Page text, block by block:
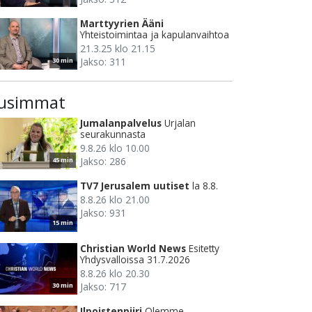
30 min
Marttyyrien Ääni
Yhteistoimintaa ja kapulanvaihtoa
21.3.25 klo 21.15
Jakso: 311
45 min
Jumalanpalvelus Urjalan
seurakunnasta
9.8.26 klo 10.00
Jakso: 286
15 min
TV7 Jerusalem uutiset la 8.8.
8.8.26 klo 21.00
Jakso: 931
30 min
Christian World News Esitetty
Yhdysvalloissa 31.7.2026
8.8.26 klo 20.30
Jakso: 717